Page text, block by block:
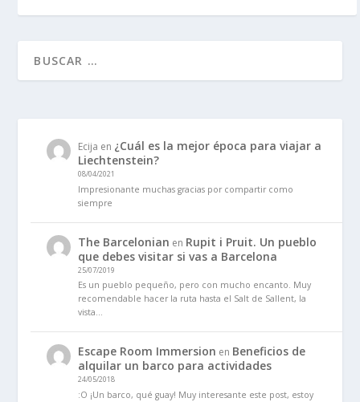
Ecija en ¿Cuál es la mejor época para viajar a
Liechtenstein?
08/04/2021
Impresionante muchas gracias por compartir como
siempre
The Barcelonian en Rupit i Pruit. Un pueblo
que debes visitar si vas a Barcelona
25/07/2019
Es un pueblo pequeño, pero con mucho encanto. Muy
recomendable hacer la ruta hasta el Salt de Sallent, la
vista…
Escape Room Immersion en Beneficios de
alquilar un barco para actividades
24/05/2018
:O ¡Un barco, qué guay! Muy interesante este post, estoy